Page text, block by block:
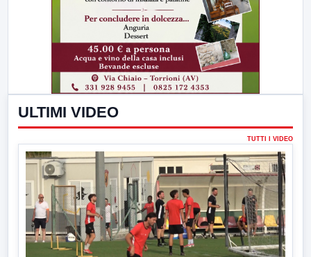
ULTIMI VIDEO
TUTTI I VIDEO